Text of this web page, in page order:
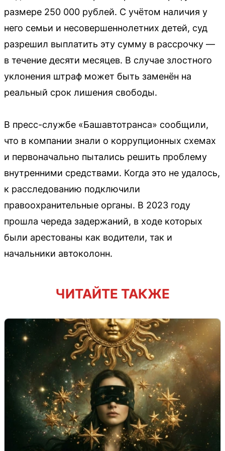
размере 250 000 рублей. С учётом наличия у
него семьи и несовершеннолетних детей, суд
разрешил выплатить эту сумму в рассрочку —
в течение десяти месяцев. В случае злостного
уклонения штраф может быть заменён на
реальный срок лишения свободы.
В пресс-службе «Башавтотранса» сообщили,
что в компании знали о коррупционных схемах
и первоначально пытались решить проблему
внутренними средствами. Когда это не удалось,
к расследованию подключили
правоохранительные органы. В 2023 году
прошла череда задержаний, в ходе которых
были арестованы как водители, так и
начальники автоколонн.
ЧИТАЙТЕ ТАКЖЕ